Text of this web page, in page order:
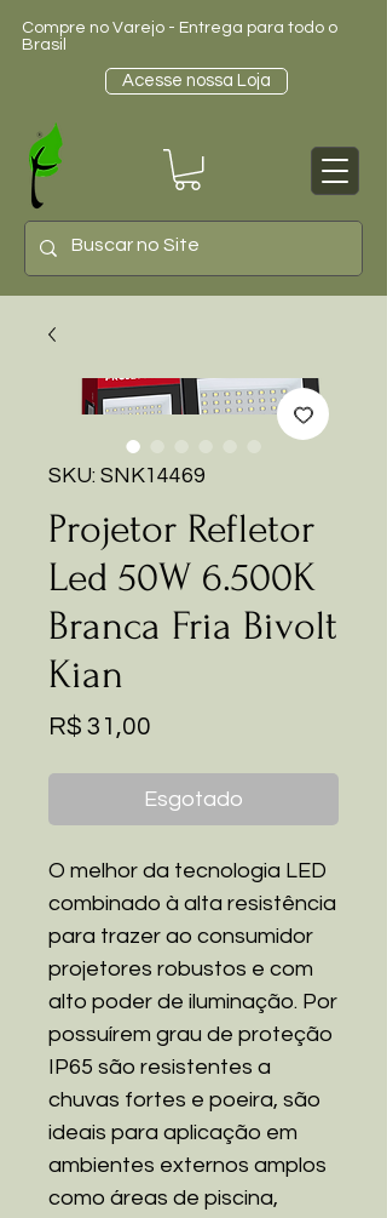
Compre no Varejo - Entrega para todo o
Brasil
Acesse nossa Loja
SKU: SNK14469
Projetor Refletor
Led 50W 6.500K
Branca Fria Bivolt
Kian
R$ 31,00
Esgotado
O melhor da tecnologia LED
combinado à alta resistência
para trazer ao consumidor
projetores robustos e com
alto poder de iluminação. Por
possuírem grau de proteção
IP65 são resistentes a
chuvas fortes e poeira, são
ideais para aplicação em
ambientes externos amplos
como áreas de piscina,